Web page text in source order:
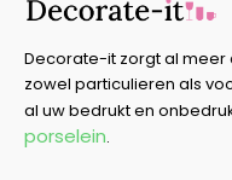
Decorate-it zorgt al meer
zowel particulieren als
al uw bedrukt en
porselein.